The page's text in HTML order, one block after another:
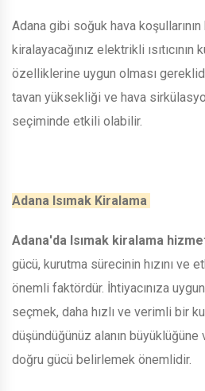
Adana gibi soğuk hava
kiralayacağınız elektrikli ısıtıcının
özelliklerine uygun olması
tavan yüksekliği ve hava
seçiminde etkili olabilir.
Adana Isımak Kiralama
Adana'da Isımak kiralama
gücü, kurutma sürecinin hızını ve
önemli faktördür. İhtiyacınıza
seçmek, daha hızlı ve verimli bir
düşündüğünüz alanın büyüklüğüne
doğru gücü belirlemek önemlidir.